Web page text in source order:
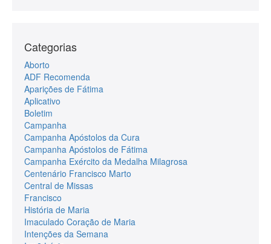
Categorias
Aborto
ADF Recomenda
Aparições de Fátima
Aplicativo
Boletim
Campanha
Campanha Apóstolos da Cura
Campanha Apóstolos de Fátima
Campanha Exército da Medalha Milagrosa
Centenário Francisco Marto
Central de Missas
Francisco
História de Maria
Imaculado Coração de Maria
Intenções da Semana